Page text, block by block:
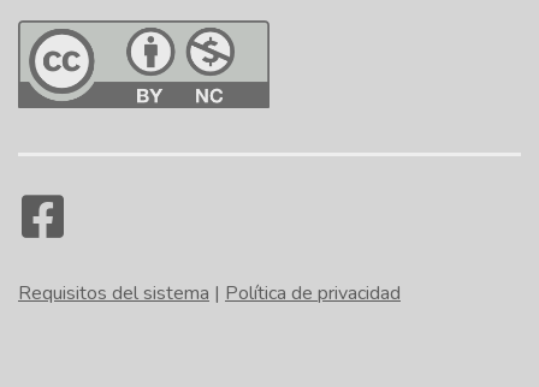
Requisitos del sistema | Política de privacidad